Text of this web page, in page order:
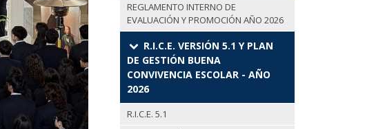
REGLAMENTO INTERNO DE
EVALUACIÓN Y PROMOCIÓN AÑO 2026
R.I.C.E. VERSIÓN 5.1 Y PLAN
DE GESTIÓN BUENA
CONVIVENCIA ESCOLAR - AÑO
2026
R.I.C.E. 5.1